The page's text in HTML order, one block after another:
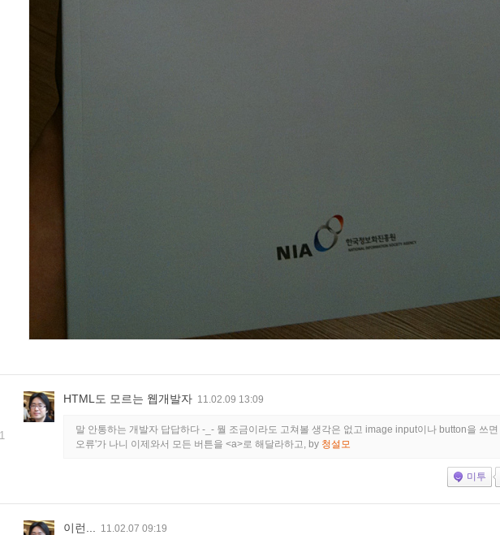
HTML도 모르는 웹개발자 11.02.09 13:09
말 안통하는 개발자 답답하다 -_- 뭘 조금이라도 고쳐볼 생각은 없고 image input이나 button을 쓰면
오류'가 나니 이제와서 모든 버튼을 <a>로 해달라하고, by 청설모
미투
이런... 11.02.07 09:19